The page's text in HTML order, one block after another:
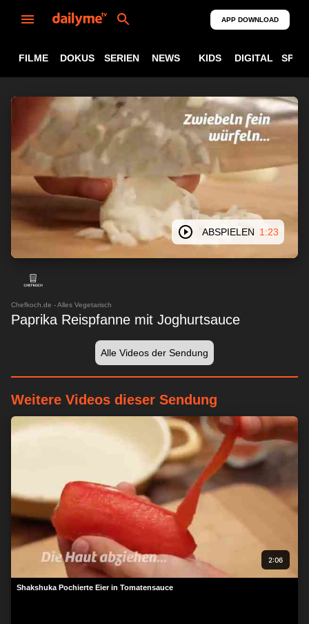
APP DOWNLOAD
FILME DOKUS SERIEN NEWS KIDS DIGITAL
ABSPIELEN 1:23
Chefkoch.de - Alles Vegetarisch
Paprika Reispfanne mit Joghurtsauce
Alle Videos der Sendung
Weitere Videos dieser Sendung
2:06
Shakshuka Pochierte Eier in Tomatensauce